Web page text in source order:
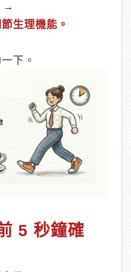
→
生理機能 。
下。
5 秒鐘確